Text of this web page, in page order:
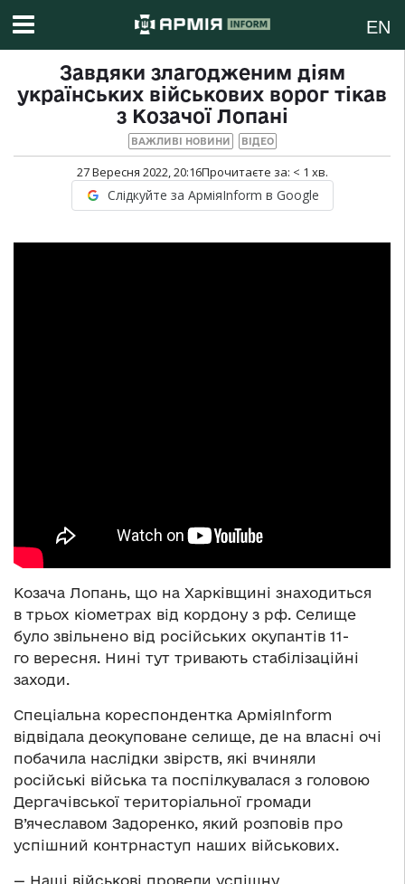
EN
Завдяки злагодженим діям
українських військових ворог тікав
з Козачої Лопані
ВАЖЛИВІ НОВИНИ ВІДЕО
27 Вересня 2022, 20:16Прочитаєте за: < 1 хв.
Слідкуйте за АрміяInform в Google
Козача Лопань, що на Харківщині знаходиться
в трьох кіометрах від кордону з рф. Селище
було звільнено від російських окупантів 11-
го вересня. Нині тут тривають стабілізаційні
заходи.
Спеціальна кореспондентка АрміяInform
відвідала деокуповане селище, де на власні очі
побачила наслідки звірств, які вчиняли
російські війська та поспілкувалася з головою
Дергачівської територіальної громади
В’ячеславом Задоренко, який розповів про
успішний контрнаступ наших військових.
— Наші військові провели успішну